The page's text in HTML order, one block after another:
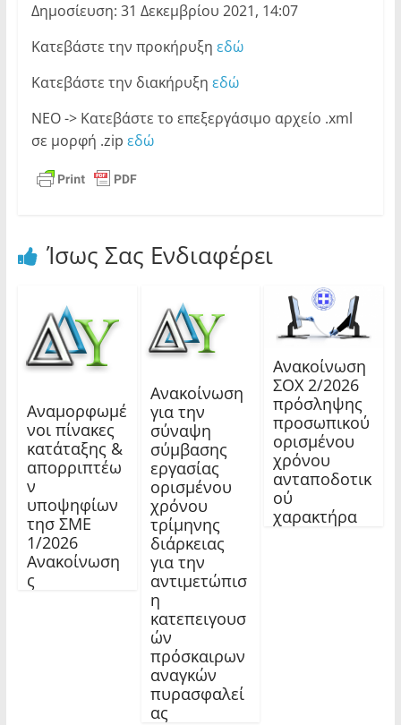
Δημοσίευση: 31 Δεκεμβρίου 2021, 14:07
Κατεβάστε την προκήρυξη εδώ
Κατεβάστε την διακήρυξη εδώ
ΝΕΟ -> Κατεβάστε το επεξεργάσιμο αρχείο .xml
σε μορφή .zip εδώ
Ίσως Σας Ενδιαφέρει
Αναμορφωμέ
νοι πίνακες
κατάταξης &
απορριπτέω
ν
υποψηφίων
τησ ΣΜΕ
1/2026
Ανακοίνωση
ς
Ανακοίνωση
για την
σύναψη
σύμβασης
εργασίας
ορισμένου
χρόνου
τρίμηνης
διάρκειας
για την
αντιμετώπισ
η
κατεπειγουσ
ών
πρόσκαιρων
αναγκών
πυρασφαλεί
ας
Ανακοίνωση
ΣΟΧ 2/2026
πρόσληψης
προσωπικού
ορισμένου
χρόνου
ανταποδοτικ
ού
χαρακτήρα